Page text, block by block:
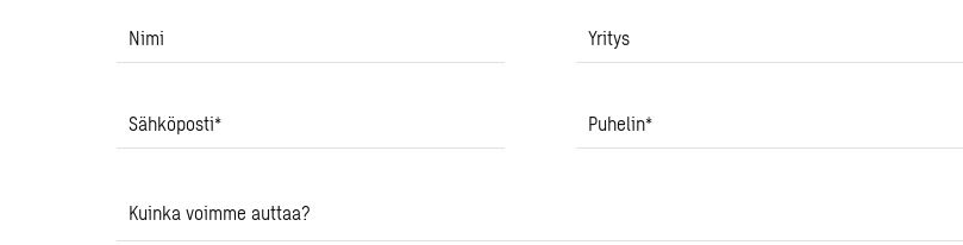
Nimi Yritys
Sähköposti* Puhelin*
Kuinka voimme auttaa?